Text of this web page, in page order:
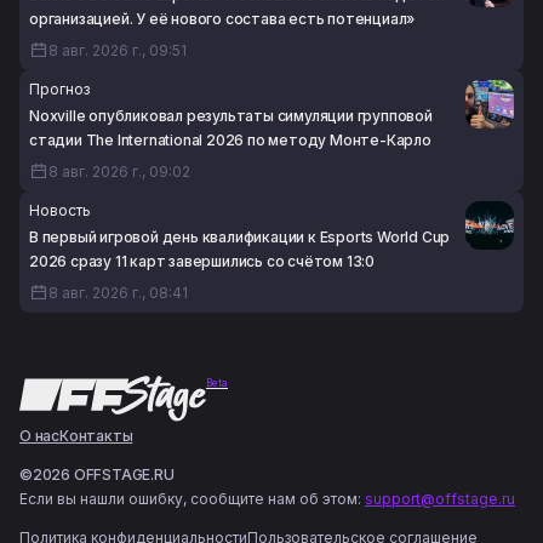
организацией. У её нового состава есть потенциал»
8 авг. 2026 г., 09:51
Прогноз
Noxville опубликовал результаты симуляции групповой
стадии The International 2026 по методу Монте-Карло
8 авг. 2026 г., 09:02
Новость
В первый игровой день квалификации к Esports World Cup
2026 сразу 11 карт завершились со счётом 13:0
8 авг. 2026 г., 08:41
Beta
О насКонтакты
©2026 OFFSTAGE.RU
Если вы нашли ошибку, сообщите нам об этом: support@offstage.ru
Политика конфиденциальностиПользовательское соглашение